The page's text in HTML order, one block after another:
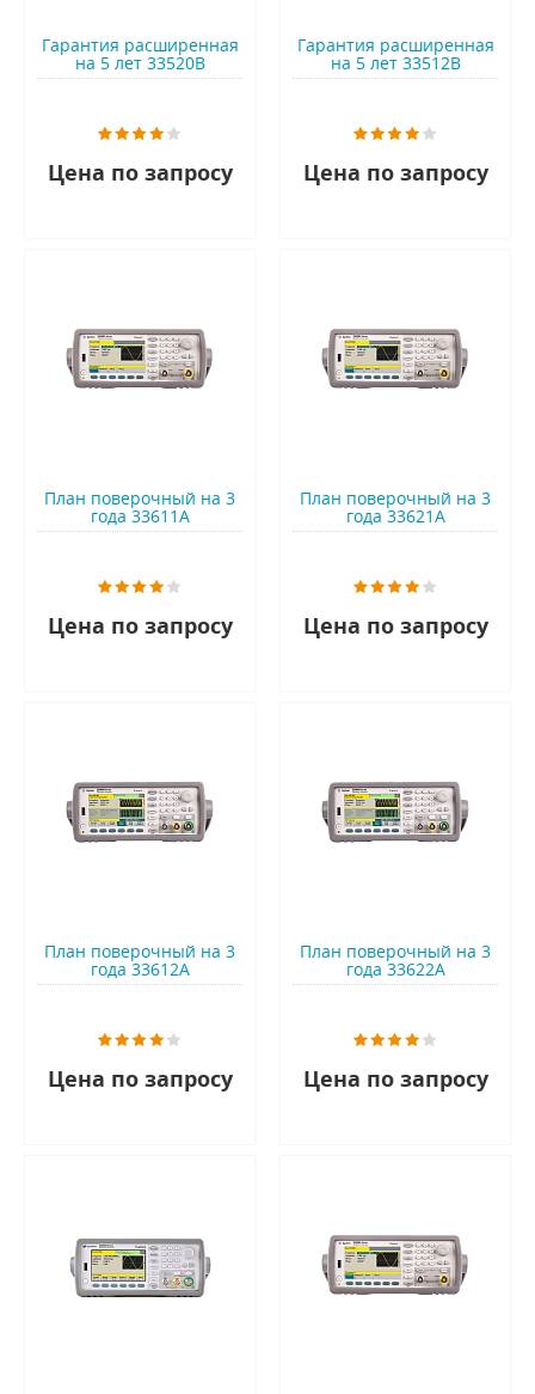
Гарантия расширенная
на 5 лет 33520B
Цена по запросу
Гарантия расширенная
на 5 лет 33512B
Цена по запросу
План поверочный на 3
года 33611A
Цена по запросу
План поверочный на 3
года 33621A
Цена по запросу
План поверочный на 3
года 33612A
Цена по запросу
План поверочный на 3
года 33622A
Цена по запросу